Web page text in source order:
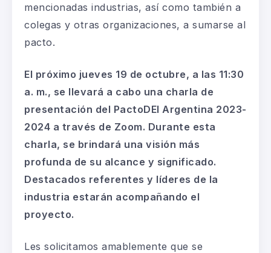
mencionadas industrias, así como también a
colegas y otras organizaciones, a sumarse al
pacto.
El próximo jueves 19 de octubre, a las 11:30
a. m., se llevará a cabo una charla de
presentación del PactoDEI Argentina 2023-
2024 a través de Zoom. Durante esta
charla, se brindará una visión más
profunda de su alcance y significado.
Destacados referentes y líderes de la
industria estarán acompañando el
proyecto.
Les solicitamos amablemente que se